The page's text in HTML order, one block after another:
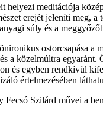
helyezi meditációja
erejét jeleníti meg,
súly és a
ostorcsapása a
a közelmúltra
és egyben rendkívül
értelmezésében
Szilárd művei a